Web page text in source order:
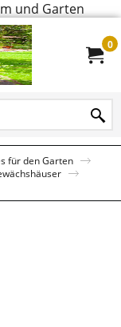
und Garten
0
für den Garten